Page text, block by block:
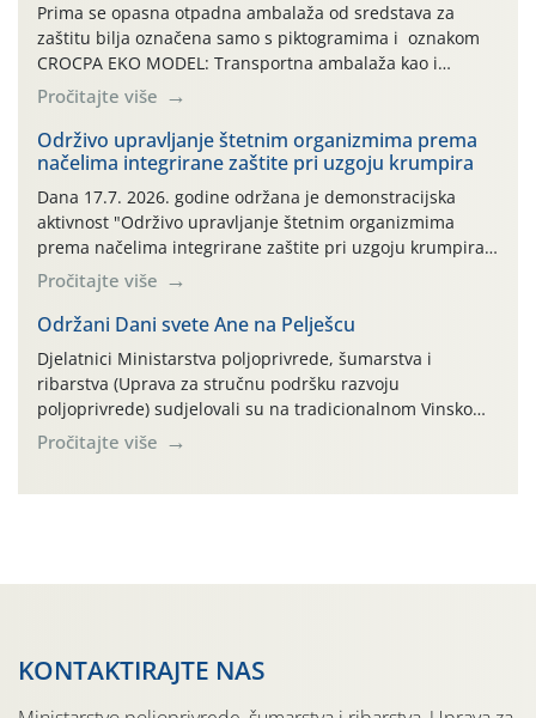
Prima se opasna otpadna ambalaža od sredstava za
zaštitu bilja označena samo s piktogramima i oznakom
CROCPA EKO MODEL: Transportna ambalaža kao i
ambalaža drugih proizvoda koji nisu sredstva za zaštitu
bilja (npr. ambalaža od mineralnih gnojiva,) se ne
prihvaća. Korisnicima je osiguran besplatni povrat
prazne ambalaže isključivo ovih tvrtki: AGROCHEM-MAKS,
AGRONOM, ALBAUGH TKI* (PINUS […]
Pročitajte više
Održivo upravljanje štetnim organizmima prema
načelima integrirane zaštite pri uzgoju krumpira
Dana 17.7. 2026. godine održana je demonstracijska
aktivnost "Održivo upravljanje štetnim organizmima
prema načelima integrirane zaštite pri uzgoju krumpira"
na pokusnom polju "Poredje", kraj naselja Belica (ARKOD
parcela ID 2445031) (središnji dio Međimurske županije).
Pročitajte više
Održani Dani svete Ane na Pelješcu
Djelatnici Ministarstva poljoprivrede, šumarstva i
ribarstva (Uprava za stručnu podršku razvoju
poljoprivrede) sudjelovali su na tradicionalnom Vinskom
forumu, održanom 24.07.2026. godine u Domu vinarske
tradicije u Putnikovićima na poluotoku Pelješcu, u
Pročitajte više
KONTAKTIRAJTE NAS